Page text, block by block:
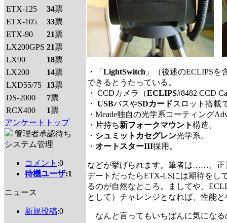
ETX-125
34票
ETX-105
33票
ETX-90
21票
LX200GPS 21票
LX90
18票
LX200
14票
LXD55/75
13票
DS-2000
7票
RCX400
1票
アンケートトップ
管理者承認待ち
システム管理
コメント :0
待機ユーザ:1
ニュース
新規投稿:0
・「 LightSwitch 」（後述のECLIPSを
できるとうたっている。
・ CCDカメラ（ECLIPS#8482 CCD
・ USBバスやSDカードスロット搭載
・Meade独自の光学系コーティング
・片持ち新フォークマウント構造。
・ シュミットカセグレン光学系。
・ オートスターIII採用。
などが挙げられます。筆者は……、正
デートだったらETX-LSには期待をし
るのが自然なところ。ましてや、
として）チャレンジとなれば、性能
なんと言ってもいちばんに気になる